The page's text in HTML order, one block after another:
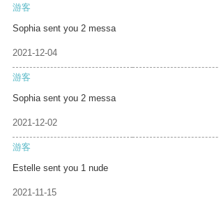
游客
Sophia sent you 2 messa
2021-12-04
游客
Sophia sent you 2 messa
2021-12-02
游客
Estelle sent you 1 nude
2021-11-15